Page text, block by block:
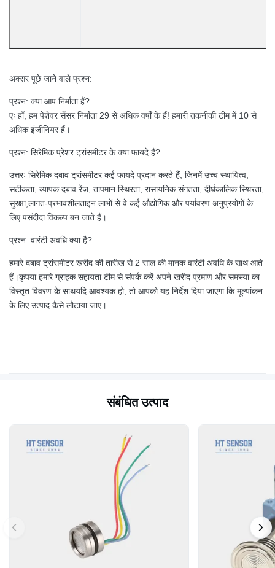
अक्सर पूछे जाने वाले प्रश्न:
प्रश्न: क्या आप निर्माता हैं?
एः हाँ, हम पेशेवर सेंसर निर्माता 29 से अधिक वर्षों के हैं! हमारी तकनीकी टीम में 10 से
अधिक इंजीनियर हैं।
प्रश्न: सिरेमिक प्रेशर ट्रांसमीटर के क्या फायदे हैं?
उत्तरः सिरेमिक दबाव ट्रांसमीटर कई फायदे प्रदान करते हैं, जिनमें उच्च स्थायित्व,
सटीकता, व्यापक दबाव रेंज, तापमान स्थिरता, रासायनिक संगतता, दीर्घकालिक स्थिरता,
सुरक्षा,लागत-प्रभावशीलताइन लाभों से वे कई औद्योगिक और पर्यावरण अनुप्रयोगों के
लिए पसंदीदा विकल्प बन जाते हैं।
प्रश्न: वारंटी अवधि क्या है?
हमारे दबाव ट्रांसमीटर खरीद की तारीख से 2 साल की मानक वारंटी अवधि के साथ आते
हैं।कृपया हमारे ग्राहक सहायता टीम से संपर्क करें अपने खरीद प्रमाण और समस्या का
विस्तृत विवरण के साथयदि आवश्यक हो, तो आपको यह निर्देश दिया जाएगा कि मूल्यांकन
के लिए उत्पाद कैसे लौटाया जाए।
संबंधित उत्पाद